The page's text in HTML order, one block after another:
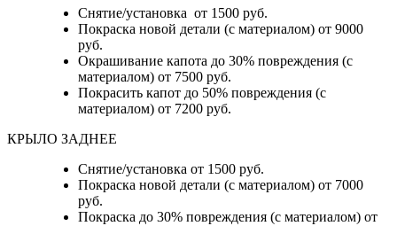
Снятие/установка от 1500 руб.
Покраска новой детали (с материалом) от 9000
руб.
Окрашивание капота до 30% повреждения (с
материалом) от 7500 руб.
Покрасить капот до 50% повреждения (с
материалом) от 7200 руб.
КРЫЛО ЗАДНЕЕ
Снятие/установка от 1500 руб.
Покраска новой детали (с материалом) от 7000
руб.
Покраска до 30% повреждения (с материалом) от